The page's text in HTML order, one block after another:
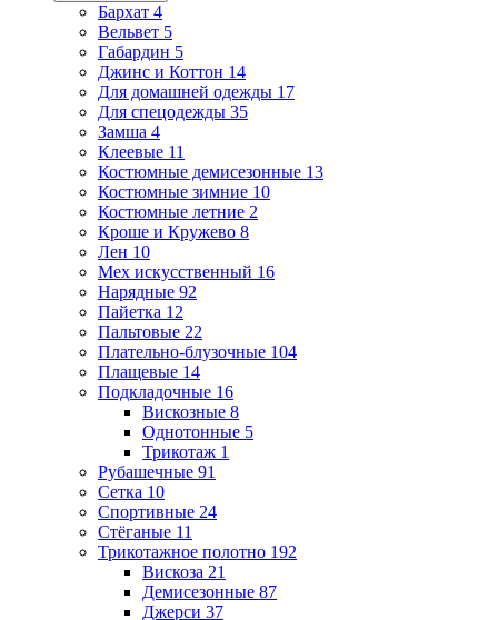
Бархат 4
Вельвет 5
Габардин 5
Джинс и Коттон 14
Для домашней одежды 17
Для спецодежды 35
Замша 4
Клеевые 11
Костюмные демисезонные 13
Костюмные зимние 10
Костюмные летние 2
Кроше и Кружево 8
Лен 10
Мех искусственный 16
Нарядные 92
Пайетка 12
Пальтовые 22
Плательно-блузочные 104
Плащевые 14
Подкладочные 16
Вискозные 8
Однотонные 5
Трикотаж 1
Рубашечные 91
Сетка 10
Спортивные 24
Стёганые 11
Трикотажное полотно 192
Вискоза 21
Демисезонные 87
Джерси 37